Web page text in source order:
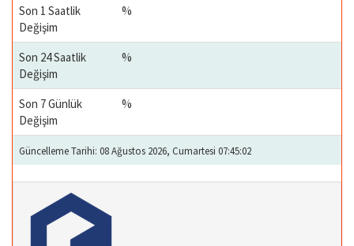
Son 1 Saatlik
Değişim
%
Son 24 Saatlik
Değişim
%
Son 7 Günlük
Değişim
%
Güncelleme Tarihi: 08 Ağustos 2026, Cumartesi 07:45:02